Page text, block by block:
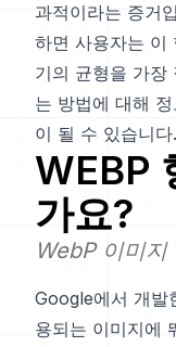
과적이라는 증거
하면 사용자는 이
기의 균형을 가장
는 방법에 대해
이 될 수 있습니다.
WEBP
가요?
WebP 이미지
Google에서 개발
용되는 이미지에